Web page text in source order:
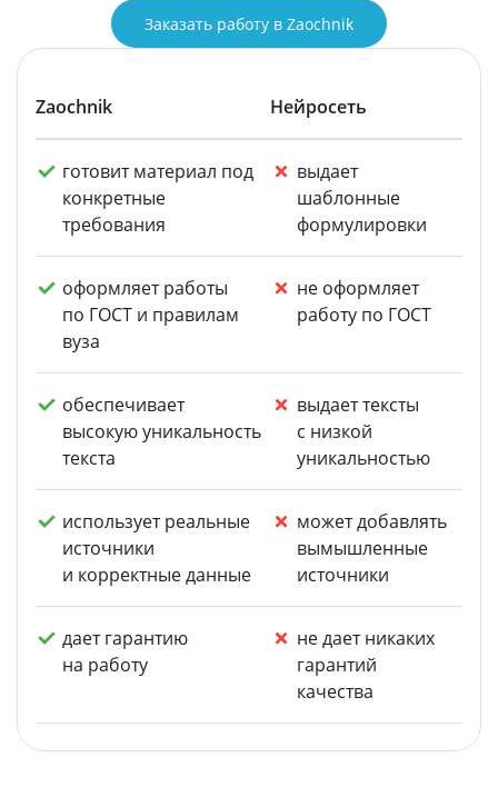
Заказать работу в Zaochnik
Zaochnik Нейросеть
готовит материал под
конкретные
требования
выдает
шаблонные
формулировки
оформляет работы
по ГОСТ и правилам
вуза
не оформляет
работу по ГОСТ
обеспечивает
высокую уникальность
текста
выдает тексты
с низкой
уникальностью
использует реальные
источники
и корректные данные
может добавлять
вымышленные
источники
дает гарантию
на работу
не дает никаких
гарантий
качества